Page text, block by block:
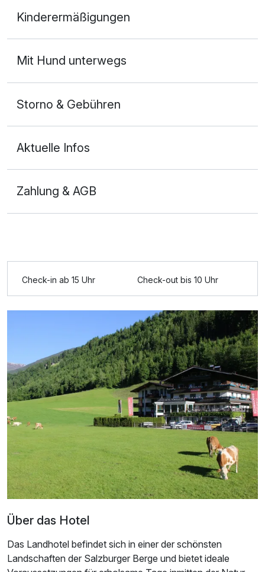
2 Erwachsene
Zusatznächte
Für 3 Tage p.P. ab153,00 €
Einzelzimmer
1 Erwachsenen und 1 Kind
Kinderermäßigungen
Mit Hund unterwegs
Storno & Gebühren
Aktuelle Infos
Zahlung & AGB
Check-in ab 15 Uhr Check-out bis 10 Uhr
Über das Hotel
Das Landhotel befindet sich in einer der schönsten
Landschaften der Salzburger Berge und bietet ideale